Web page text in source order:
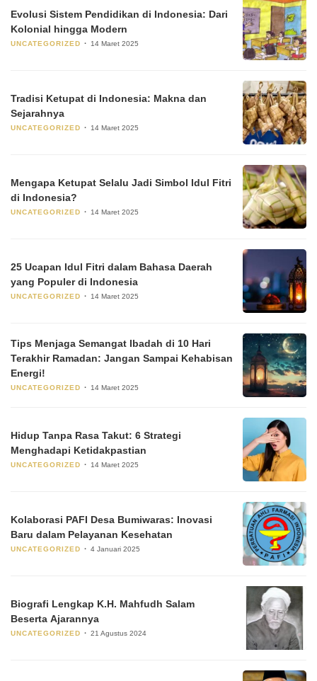
Evolusi Sistem Pendidikan di Indonesia: Dari
Kolonial hingga Modern
UNCATEGORIZED 14 Maret 2025
Tradisi Ketupat di Indonesia: Makna dan
Sejarahnya
UNCATEGORIZED 14 Maret 2025
Mengapa Ketupat Selalu Jadi Simbol Idul Fitri
di Indonesia?
UNCATEGORIZED 14 Maret 2025
25 Ucapan Idul Fitri dalam Bahasa Daerah
yang Populer di Indonesia
UNCATEGORIZED 14 Maret 2025
Tips Menjaga Semangat Ibadah di 10 Hari
Terakhir Ramadan: Jangan Sampai Kehabisan
Energi!
UNCATEGORIZED 14 Maret 2025
Hidup Tanpa Rasa Takut: 6 Strategi
Menghadapi Ketidakpastian
UNCATEGORIZED 14 Maret 2025
Kolaborasi PAFI Desa Bumiwaras: Inovasi
Baru dalam Pelayanan Kesehatan
UNCATEGORIZED 4 Januari 2025
Biografi Lengkap K.H. Mahfudh Salam
Beserta Ajarannya
UNCATEGORIZED 21 Agustus 2024